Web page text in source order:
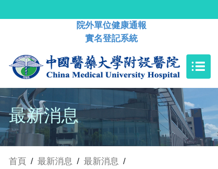
院外單位健康通報
實名登記系統
最新消息
首頁 / 最新消息 / 最新消息 /